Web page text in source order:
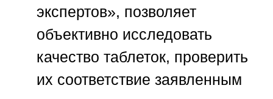
экспертов», позволяет
объективно исследовать
качество таблеток, проверить
их соответствие заявленным